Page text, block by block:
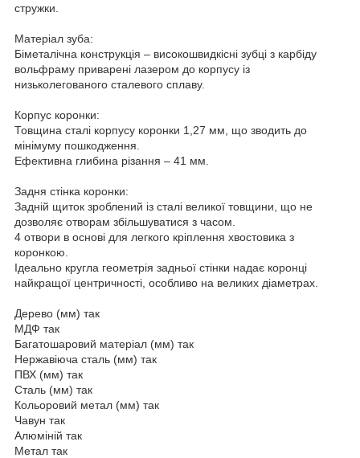
стружки.
Матеріал зуба:
Біметалічна конструкція – високошвидкісні зубці з карбіду
вольфраму приварені лазером до корпусу із
низьколегованого сталевого сплаву.
Корпус коронки:
Товщина сталі корпусу коронки 1,27 мм, що зводить до
мінімуму пошкодження.
Ефективна глибина різання – 41 мм.
Задня стінка коронки:
Задній щиток зроблений із сталі великої товщини, що не
дозволяє отворам збільшуватися з часом.
4 отвори в основі для легкого кріплення хвостовика з
коронкою.
Ідеально кругла геометрія задньої стінки надає коронці
найкращої центричності, особливо на великих діаметрах.
Дерево (мм) так
МДФ так
Багатошаровий матеріал (мм) так
Нержавіюча сталь (мм) так
ПВХ (мм) так
Сталь (мм) так
Кольоровий метал (мм) так
Чавун так
Алюміній так
Метал так